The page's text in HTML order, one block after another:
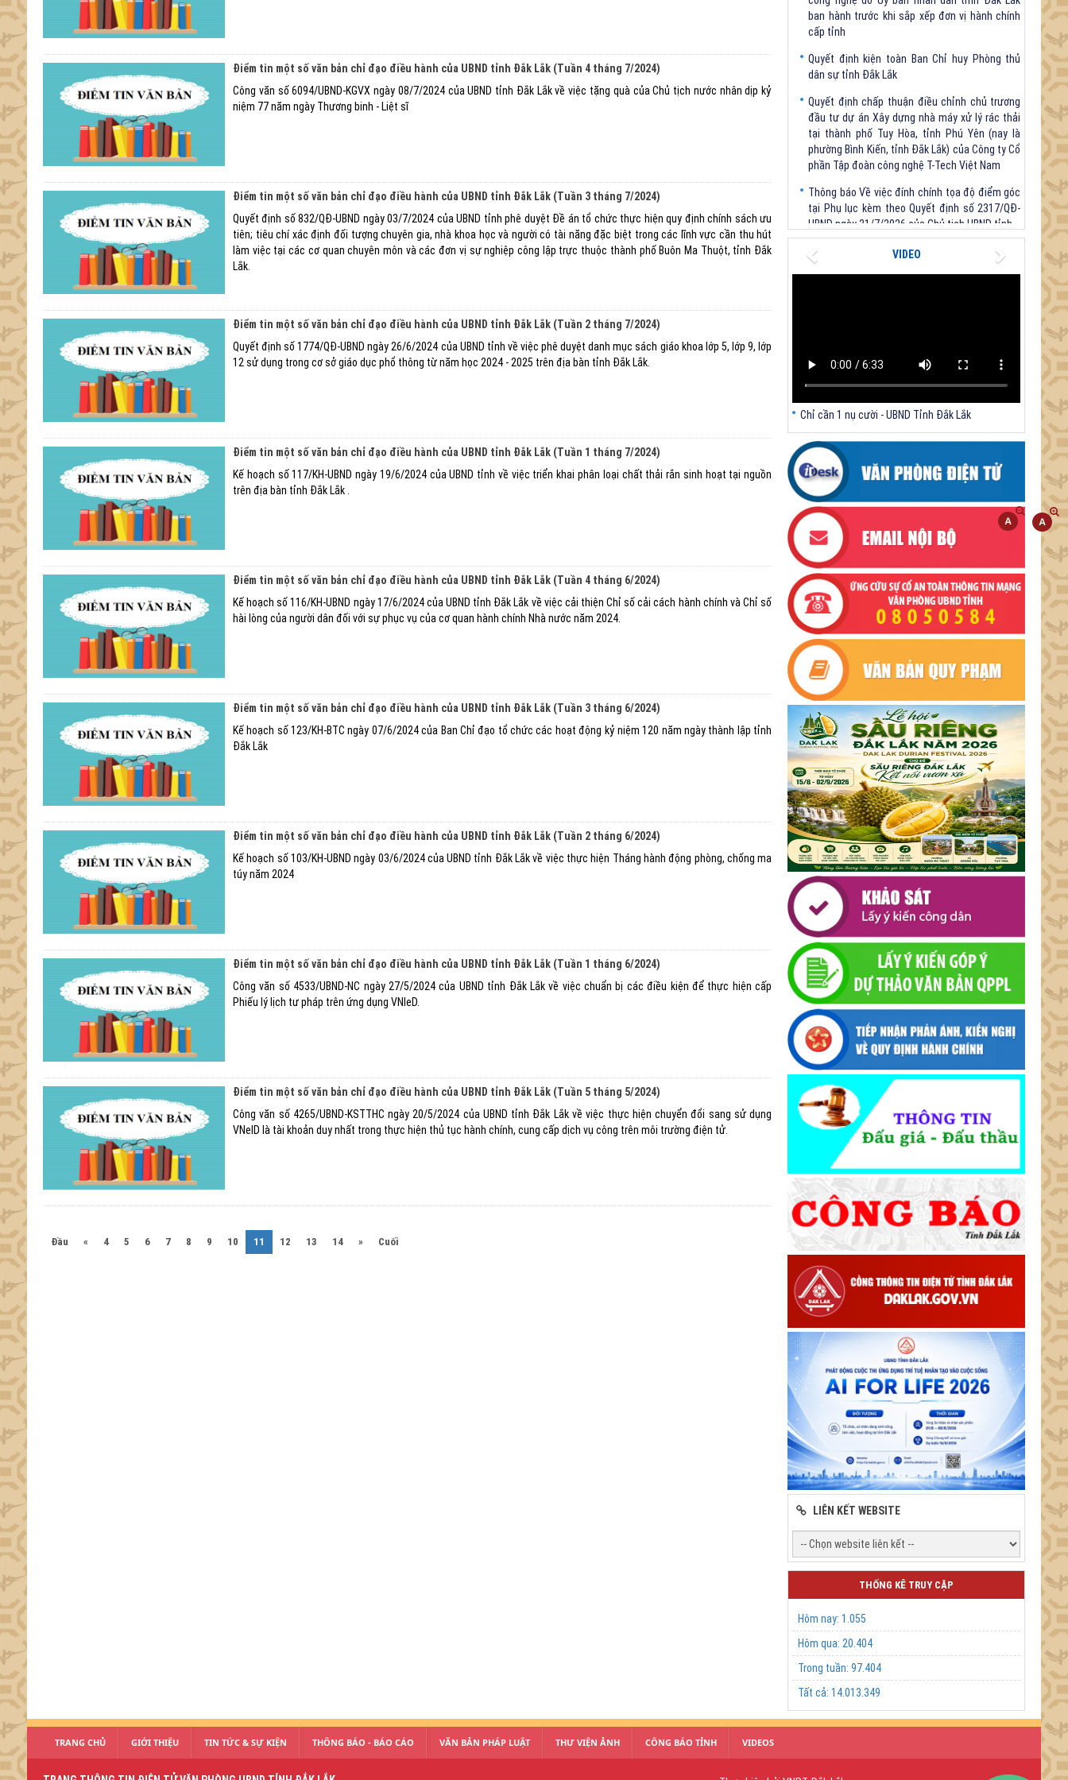
Điểm tin một số văn bản chỉ đạo điều hành của UBND tỉnh Đắk Lắk (Tuần 4 tháng 7/2024)
Công văn số 6094/UBND-KGVX ngày 08/7/2024 của UBND tỉnh Đắk Lắk về việc tặng quà của Chủ tịch nước nhân dịp kỷ
niệm 77 năm ngày Thương binh - Liệt sĩ
Điểm tin một số văn bản chỉ đạo điều hành của UBND tỉnh Đắk Lắk (Tuần 3 tháng 7/2024)
Quyết định số 832/QĐ-UBND ngày 03/7/2024 của UBND tỉnh phê duyệt Đề án tổ chức thực hiện quy định chính sách ưu
tiên; tiêu chí xác định đối tượng chuyên gia, nhà khoa học và người có tài năng đặc biệt trong các lĩnh vực cần thu hút
làm việc tại các cơ quan chuyên môn và các đơn vị sự nghiệp công lập trực thuộc thành phố Buôn Ma Thuột, tỉnh Đắk
Lắk.
Điểm tin một số văn bản chỉ đạo điều hành của UBND tỉnh Đắk Lắk (Tuần 2 tháng 7/2024)
Quyết định số 1774/QĐ-UBND ngày 26/6/2024 của UBND tỉnh về việc phê duyệt danh mục sách giáo khoa lớp 5, lớp 9, lớp
12 sử dụng trong cơ sở giáo dục phổ thông từ năm học 2024 - 2025 trên địa bàn tỉnh Đắk Lắk.
Điểm tin một số văn bản chỉ đạo điều hành của UBND tỉnh Đắk Lắk (Tuần 1 tháng 7/2024)
Kế hoạch số 117/KH-UBND ngày 19/6/2024 của UBND tỉnh về việc triển khai phân loại chất thải rắn sinh hoạt tại nguồn
trên địa bàn tỉnh Đắk Lắk .
Điểm tin một số văn bản chỉ đạo điều hành của UBND tỉnh Đắk Lắk (Tuần 4 tháng 6/2024)
Kế hoạch số 116/KH-UBND ngày 17/6/2024 của UBND tỉnh Đắk Lắk về việc cải thiện Chỉ số cải cách hành chính và Chỉ số
hài lòng của người dân đối với sự phục vụ của cơ quan hành chính Nhà nước năm 2024.
Điểm tin một số văn bản chỉ đạo điều hành của UBND tỉnh Đắk Lắk (Tuần 3 tháng 6/2024)
Kế hoạch số 123/KH-BTC ngày 07/6/2024 của Ban Chỉ đạo tổ chức các hoạt động kỷ niệm 120 năm ngày thành lập tỉnh
Đắk Lắk
Điểm tin một số văn bản chỉ đạo điều hành của UBND tỉnh Đắk Lắk (Tuần 2 tháng 6/2024)
Kế hoạch số 103/KH-UBND ngày 03/6/2024 của UBND tỉnh Đắk Lắk về việc thực hiện Tháng hành động phòng, chống ma
túy năm 2024
Điểm tin một số văn bản chỉ đạo điều hành của UBND tỉnh Đắk Lắk (Tuần 1 tháng 6/2024)
Công văn số 4533/UBND-NC ngày 27/5/2024 của UBND tỉnh Đắk Lắk về việc chuẩn bị các điều kiện để thực hiện cấp
Phiếu lý lịch tư pháp trên ứng dụng VNIeD.
Điểm tin một số văn bản chỉ đạo điều hành của UBND tỉnh Đắk Lắk (Tuần 5 tháng 5/2024)
Công văn số 4265/UBND-KSTTHC ngày 20/5/2024 của UBND tỉnh Đắk Lắk về việc thực hiện chuyển đổi sang sử dụng
VNeID là tài khoản duy nhất trong thực hiện thủ tục hành chính, cung cấp dịch vụ công trên môi trường điện tử.
Đầu « 4 5 6 7 8 9 10 11 (current)
12 13 14 » Cuối
cấp tỉnh
Quyết định kiện toàn Ban Chỉ huy Phòng thủ
dân sự tỉnh Đắk Lắk
Quyết định chấp thuận điều chỉnh chủ trương
đầu tư dự án Xây dựng nhà máy xử lý rác thải
tại thành phố Tuy Hòa, tỉnh Phú Yên (nay là
phường Bình Kiến, tỉnh Đắk Lắk) của Công ty Cổ
phần Tập đoàn công nghệ T-Tech Việt Nam
Thông báo Về việc đính chính tọa độ điểm góc
tại Phụ lục kèm theo Quyết định số 2317/QĐ-
UBND ngày 21/7/2026 của Chủ tịch UBND tỉnh
V/v triển khai Kết luận Phiên họp lần thứ tư Ban
Chỉ đạo thực hiện mục tiêu tăng trưởng kinh tế
02 con số giai đoạn 2026 - 2030
VIDEO
Previous
Chỉ cần 1 nụ cười - UBND Tỉnh Đắk Lắk
LIÊN KẾT WEBSITE
THỐNG KÊ TRUY CẬP
Hôm nay:1.055
Hôm qua: 20.404
Trong tuần:97.404
Tất cả:14.013.349
TRANG CHỦ GIỚI THIỆU TIN TỨC & SỰ KIỆN THÔNG BÁO - BÁO CÁO VĂN BẢN PHÁP LUẬT THƯ VIỆN ẢNH CÔNG BÁO TỈNH VIDEOS